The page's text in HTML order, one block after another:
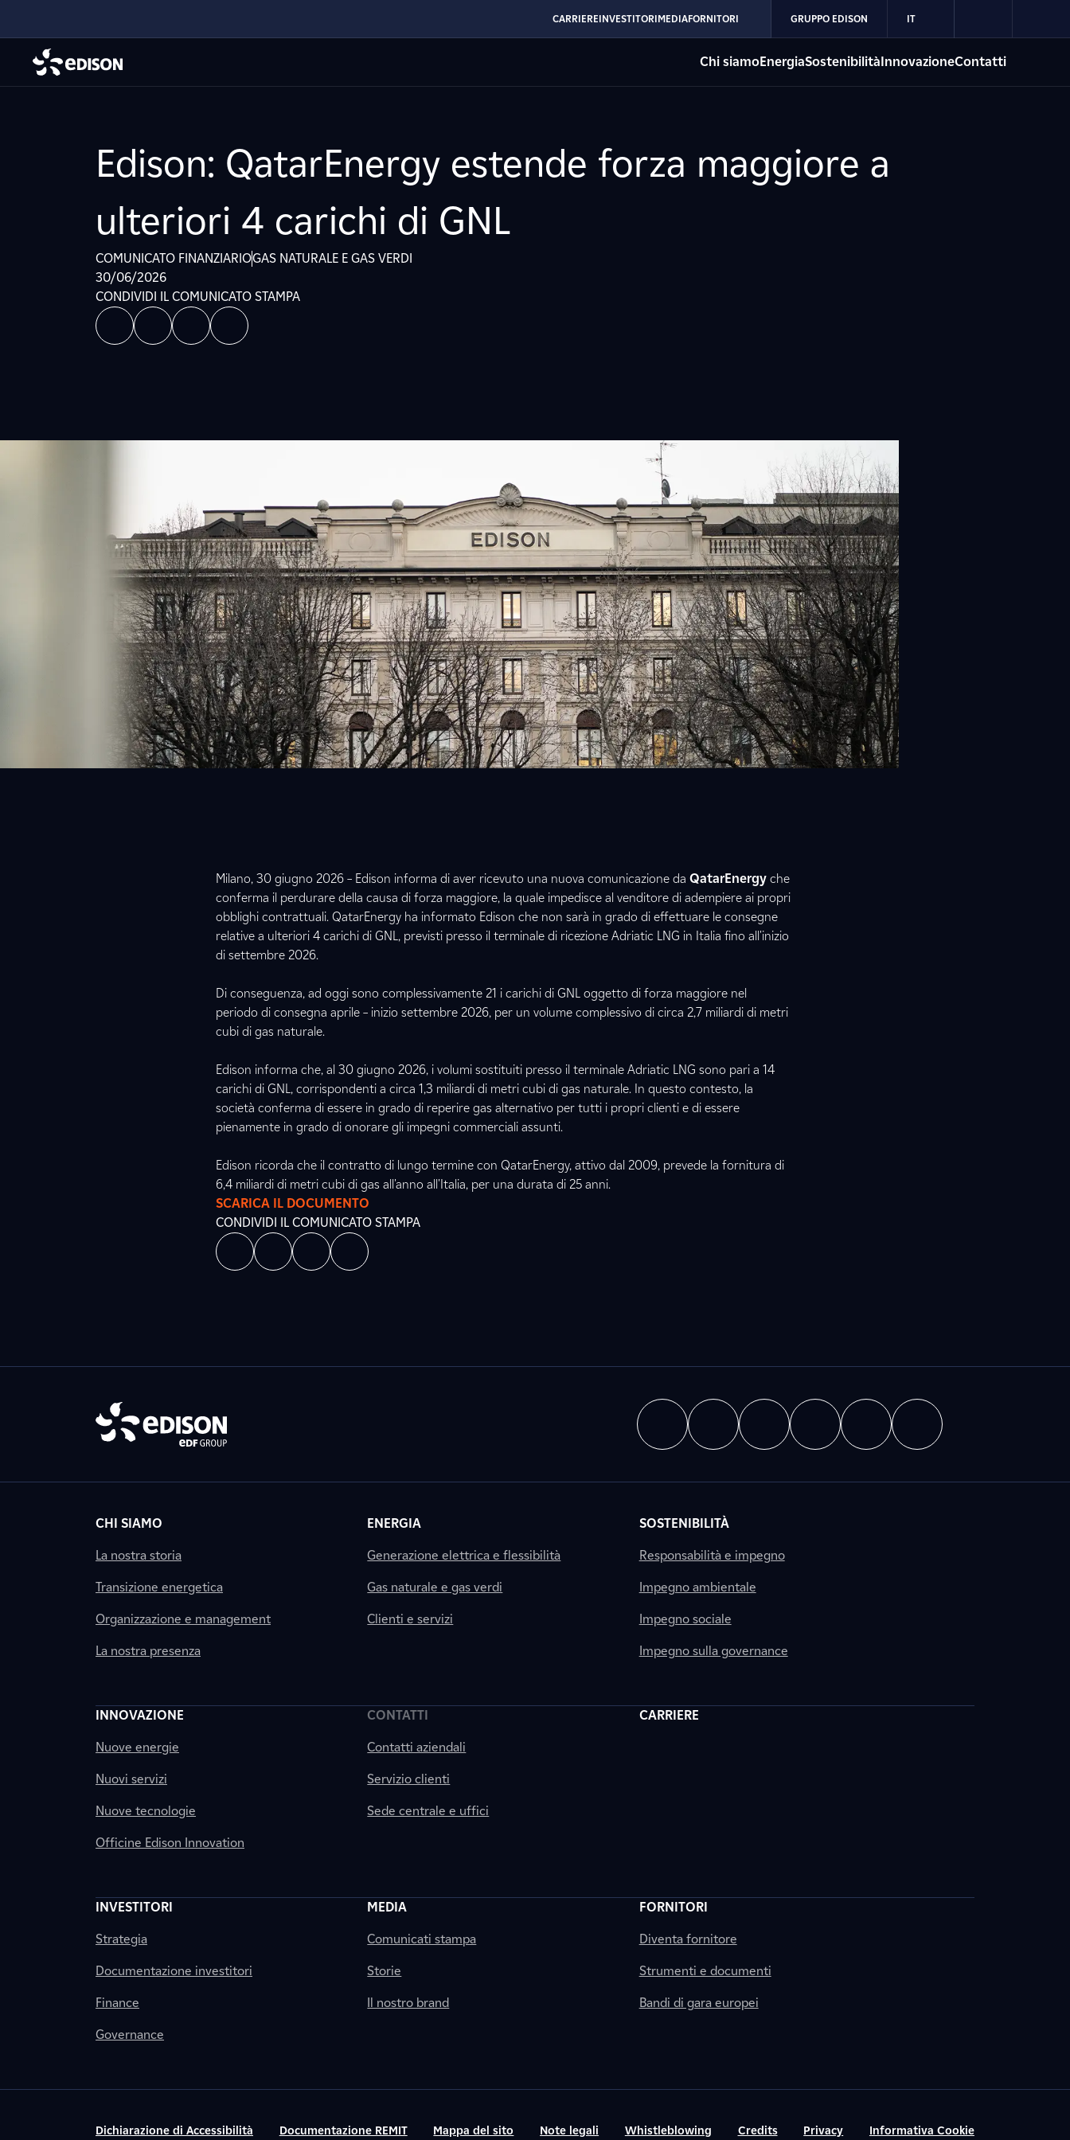
CARRIEREINVESTITORIMEDIAFORNITORI GRUPPO EDISON IT
Chi siamoEnergiaSostenibilitàInnovazioneContatti
Edison: QatarEnergy estende forza maggiore a
ulteriori 4 carichi di GNL
COMUNICATO FINANZIARIOGAS NATURALE E GAS VERDI
30/06/2026
CONDIVIDI IL COMUNICATO STAMPA
Milano, 30 giugno 2026 – Edison informa di aver ricevuto una nuova comunicazione da QatarEnergy che
conferma il perdurare della causa di forza maggiore, la quale impedisce al venditore di adempiere ai propri
obblighi contrattuali. QatarEnergy ha informato Edison che non sarà in grado di effettuare le consegne
relative a ulteriori 4 carichi di GNL, previsti presso il terminale di ricezione Adriatic LNG in Italia fino all'inizio
di settembre 2026.
Di conseguenza, ad oggi sono complessivamente 21 i carichi di GNL oggetto di forza maggiore nel
periodo di consegna aprile – inizio settembre 2026, per un volume complessivo di circa 2,7 miliardi di metri
cubi di gas naturale.
Edison informa che, al 30 giugno 2026, i volumi sostituiti presso il terminale Adriatic LNG sono pari a 14
carichi di GNL, corrispondenti a circa 1,3 miliardi di metri cubi di gas naturale. In questo contesto, la
società conferma di essere in grado di reperire gas alternativo per tutti i propri clienti e di essere
pienamente in grado di onorare gli impegni commerciali assunti.
Edison ricorda che il contratto di lungo termine con QatarEnergy, attivo dal 2009, prevede la fornitura di
6,4 miliardi di metri cubi di gas all'anno all'Italia, per una durata di 25 anni.
SCARICA IL DOCUMENTO
CONDIVIDI IL COMUNICATO STAMPA
CHI SIAMO
La nostra storia
Transizione energetica
Organizzazione e management
La nostra presenza
ENERGIA
Generazione elettrica e flessibilità
Gas naturale e gas verdi
Clienti e servizi
SOSTENIBILITÀ
Responsabilità e impegno
Impegno ambientale
Impegno sociale
Impegno sulla governance
INNOVAZIONE
Nuove energie
Nuovi servizi
Nuove tecnologie
Officine Edison Innovation
CONTATTI
Contatti aziendali
Servizio clienti
Sede centrale e uffici
CARRIERE
INVESTITORI
Strategia
Documentazione investitori
Finance
Governance
MEDIA
Comunicati stampa
Storie
Il nostro brand
FORNITORI
Diventa fornitore
Strumenti e documenti
Bandi di gara europei
Dichiarazione di Accessibilità Documentazione REMIT Mappa del sito Note legali Whistleblowing Credits Privacy Informativa Cookie